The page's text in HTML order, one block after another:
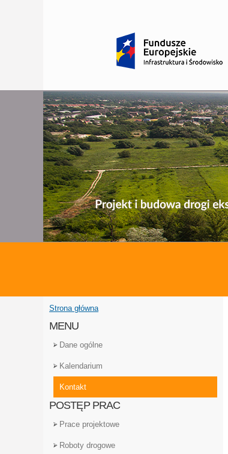
Jesteś tutaj
Strona główna
MENU
Dane ogólne
Kalendarium
Kontakt
POSTĘP PRAC
Prace projektowe
Roboty drogowe